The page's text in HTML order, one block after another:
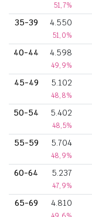
51,7%
35-39 4.550
51,0%
40-44 4.598
49,9%
45-49 5.102
48,8%
50-54 5.402
48,5%
55-59 5.704
48,9%
60-64 5.237
47,9%
65-69 4.810